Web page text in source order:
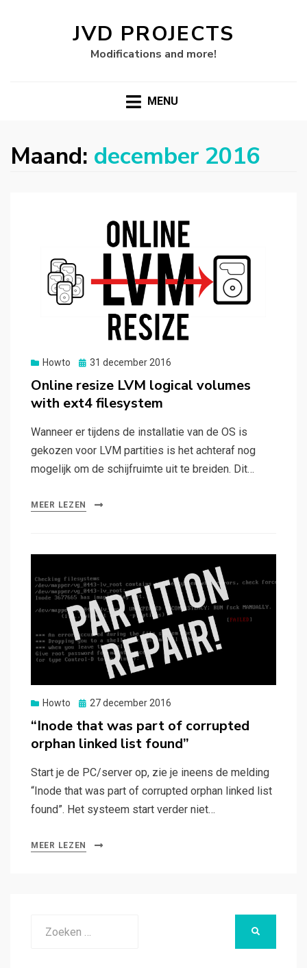
JVD PROJECTS
Modifications and more!
MENU
Maand: december 2016
Howto
Gepubliceerd
31 december 2016
Online resize LVM logical volumes
with ext4 filesystem
Wanneer er tijdens de installatie van de OS is
gekozen voor LVM partities is het achteraf nog
mogelijk om de schijfruimte uit te breiden. Dit…
MEER LEZEN
Howto
Gepubliceerd
27 december 2016
“Inode that was part of corrupted
orphan linked list found”
Start je de PC/server op, zie je ineens de melding
“Inode that was part of corrupted orphan linked list
found”. Het systeem start verder niet…
MEER LEZEN
naar: